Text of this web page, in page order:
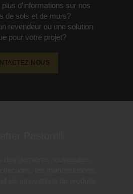
d'informations sur nos
de sols et de murs?
revendeur ou une solution
pour votre projet?
NOUS